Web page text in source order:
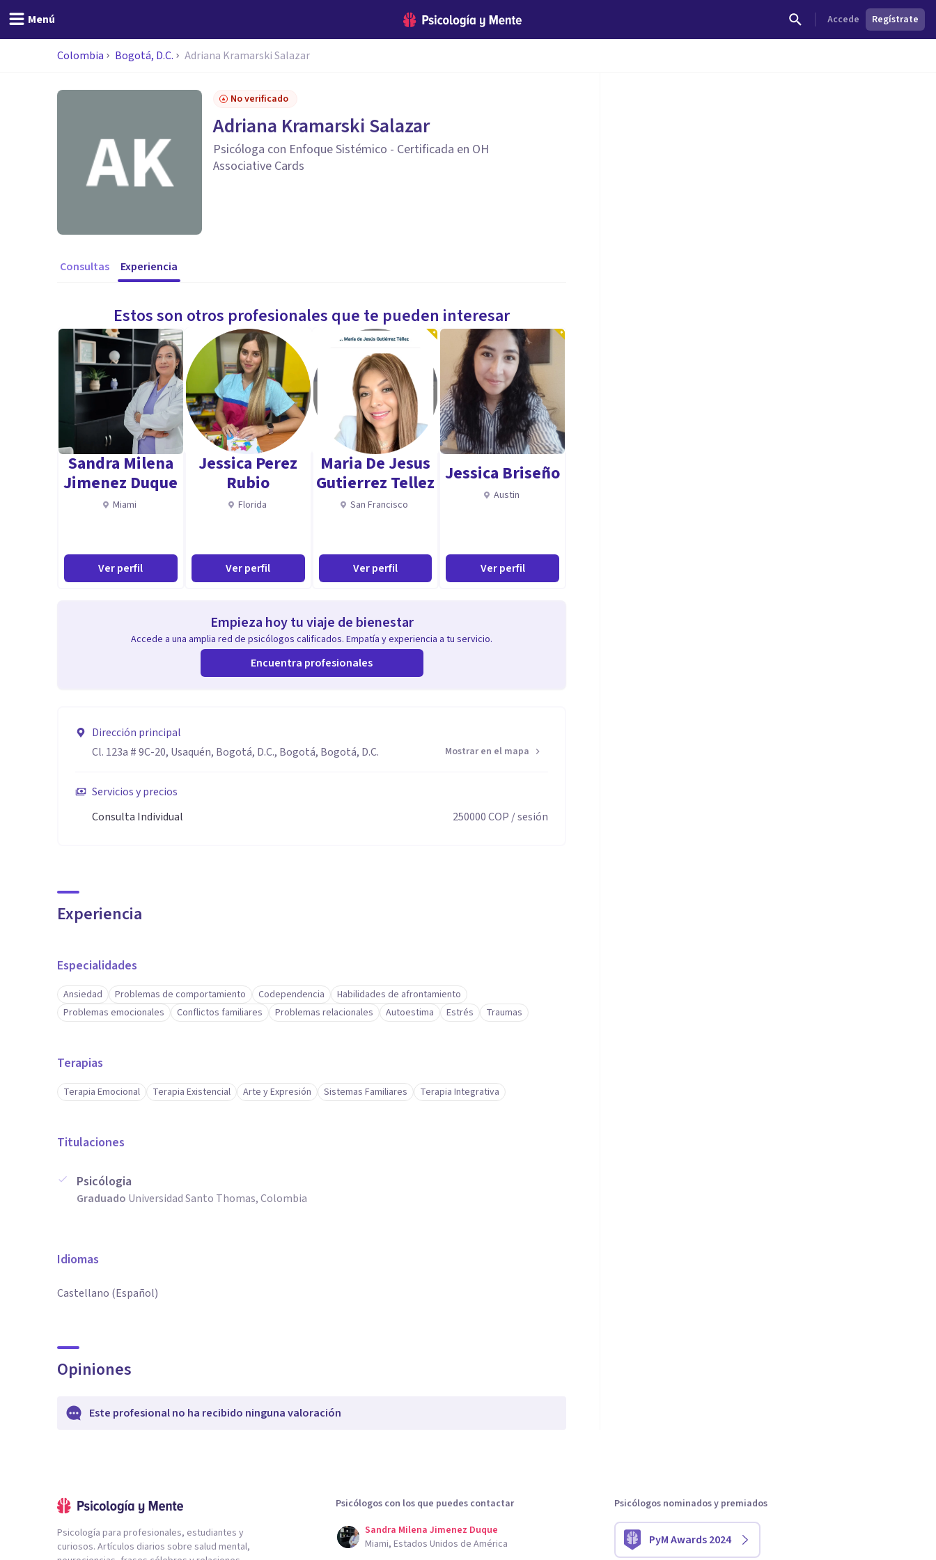
Menú Accede Regístrate
Colombia Bogotá, D.C. Adriana Kramarski Salazar
No verificado
Adriana Kramarski Salazar
Psicóloga con Enfoque Sistémico - Certificada en OH
Associative Cards
Consultas Experiencia
Estos son otros profesionales que te pueden interesar
Sandra Milena
Jimenez Duque
Miami
Ver perfil
Jessica Perez
Rubio
Florida
Ver perfil
Maria De Jesus
Gutierrez Tellez
San Francisco
Ver perfil
Jessica Briseño
Austin
Ver perfil
Empieza hoy tu viaje de bienestar
Accede a una amplia red de psicólogos calificados. Empatía y experiencia a tu servicio.
Encuentra profesionales
Dirección principal
Cl. 123a # 9C-20, Usaquén, Bogotá, D.C., Bogotá, Bogotá, D.C.
Mostrar en el mapa
Servicios y precios
Consulta Individual
250000COP / sesión
Experiencia
Especialidades
Ansiedad Problemas de comportamiento Codependencia
Habilidades de afrontamiento
Problemas emocionales
Conflictos familiares Problemas relacionales Autoestima Estrés Traumas
Terapias
Terapia Emocional Terapia Existencial Arte y Expresión Sistemas Familiares Terapia Integrativa
Titulaciones
Psicólogia
Graduado Universidad Santo Thomas, Colombia
Idiomas
Castellano (Español)
Opiniones
Este profesional no ha recibido ninguna valoración
Psicología para profesionales, estudiantes y
curiosos. Artículos diarios sobre salud mental,
Psicólogos con los que puedes contactar
Sandra Milena Jimenez Duque
Miami, Estados Unidos de América
Psicólogos nominados y premiados
PyM Awards 2024